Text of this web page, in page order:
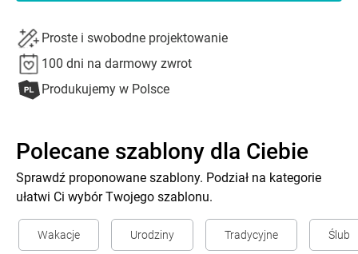
Proste i swobodne projektowanie
100 dni na darmowy zwrot
Produkujemy w Polsce
Polecane szablony dla Ciebie
Sprawdź proponowane szablony. Podział na kategorie
ułatwi Ci wybór Twojego szablonu.
Wakacje Urodziny Tradycyjne Ślub